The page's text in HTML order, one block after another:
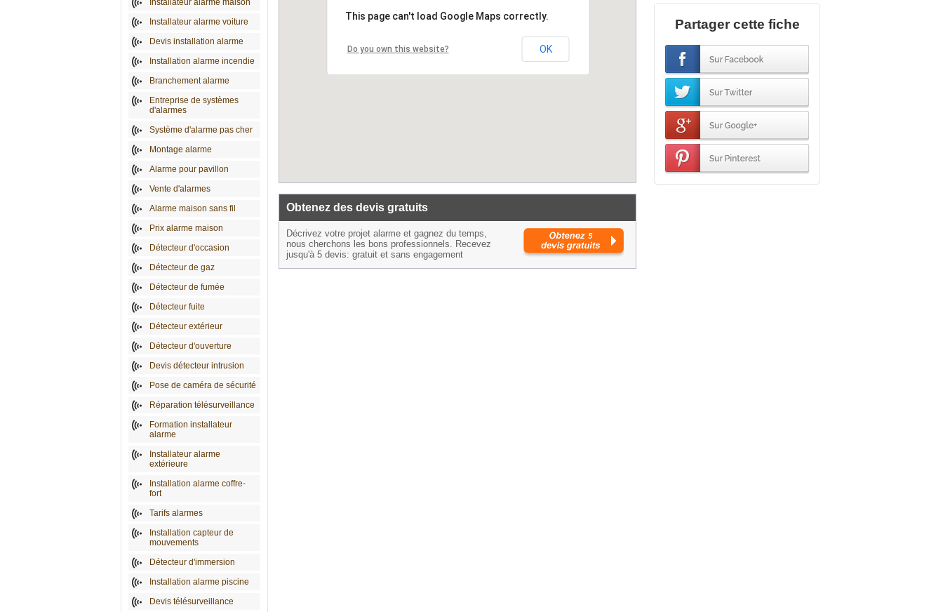
Installateur alarme maison
Installateur alarme voiture
Devis installation alarme
Installation alarme incendie
Branchement alarme
Entreprise de systèmes
d'alarmes
Système d'alarme pas cher
Montage alarme
Alarme pour pavillon
Vente d'alarmes
Alarme maison sans fil
Prix alarme maison
Détecteur d'occasion
Détecteur de gaz
Détecteur de fumée
Détecteur fuite
Détecteur extérieur
Détecteur d'ouverture
Devis détecteur intrusion
Pose de caméra de sécurité
Réparation télésurveillance
Formation installateur
alarme
Installateur alarme
extérieure
Installation alarme coffre-
fort
Tarifs alarmes
Installation capteur de
mouvements
Détecteur d'immersion
Installation alarme piscine
Devis télésurveillance
This page can't load Google Maps correctly.
Do you own this website? OK
Obtenez des devis gratuits
Décrivez votre projet alarme et gagnez du temps,
nous cherchons les bons professionnels. Recevez
jusqu'à 5 devis: gratuit et sans engagement
Partager cette fiche